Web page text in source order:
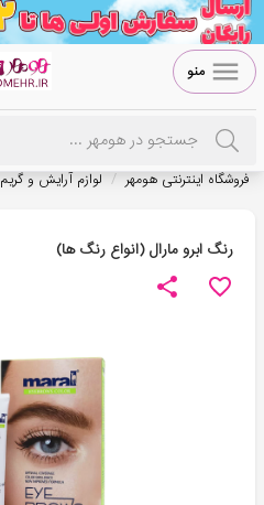
منو
فروشگاه اینترنتی هومهر / لوازم آرایش و گریم
رنگ ابرو مارال (انواع رنگ ها)